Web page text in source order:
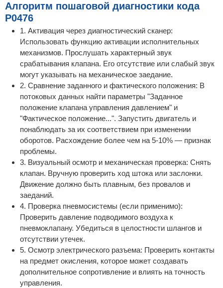
Алгоритм пошаговой диагностики кода
P0476
1. Активация через диагностический сканер:
Использовать функцию активации исполнительных
механизмов. Прослушать характерный звук
срабатывания клапана. Его отсутствие или слабый звук
могут указывать на механическое заедание.
2. Сравнение заданного и фактического положения: В
потоковых данных найти параметры "Заданное
положение клапана управления давлением" и
"Фактическое положение...". Запустить двигатель и
понаблюдать за их соответствием при изменении
оборотов. Расхождение более чем на 5-10% — признак
проблемы.
3. Визуальный осмотр и механическая проверка: Снять
клапан. Вручную проверить ход штока или заслонки.
Движение должно быть плавным, без провалов и
заеданий.
4. Проверка пневмосистемы (если применимо):
Проверить давление подводимого воздуха к
пневмоклапану. Убедиться в целостности шлангов и
отсутствии утечек.
5. Осмотр электрического разъема: Проверить контакты
на предмет окисления, которое может создавать
дополнительное сопротивление и влиять на точность
управления.